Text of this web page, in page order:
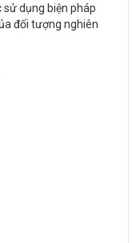
sử dụng biện pháp
đối tượng nghiên